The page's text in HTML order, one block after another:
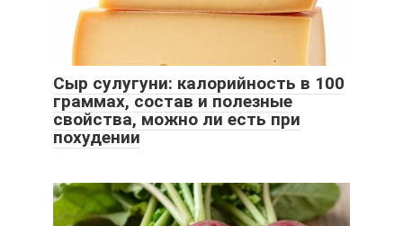
Сыр сулугуни: калорийность в 100
граммах, состав и полезные
свойства, можно ли есть при
похудении